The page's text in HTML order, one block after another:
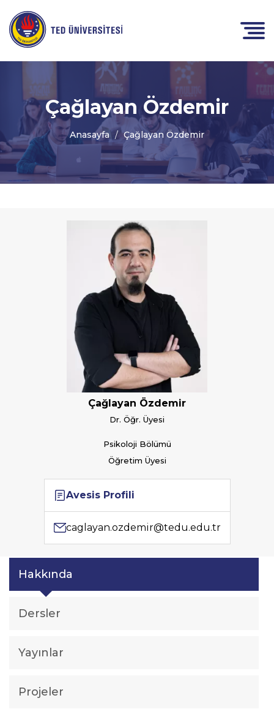
Çağlayan Özdemir
Anasayfa Çağlayan Özdemir
Çağlayan Özdemir
Dr. Öğr. Üyesi
Psikoloji Bölümü
Öğretim Üyesi
Avesis Profili
caglayan.ozdemir@tedu.edu.tr
Hakkında
Dersler
Yayınlar
Projeler